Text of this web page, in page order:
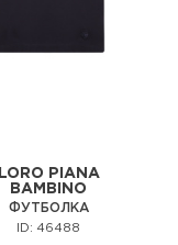
LORO PIANA
BAMBINO
ФУТБОЛКА
ID: 46488